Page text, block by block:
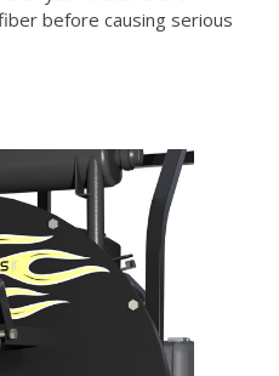
before causing serious